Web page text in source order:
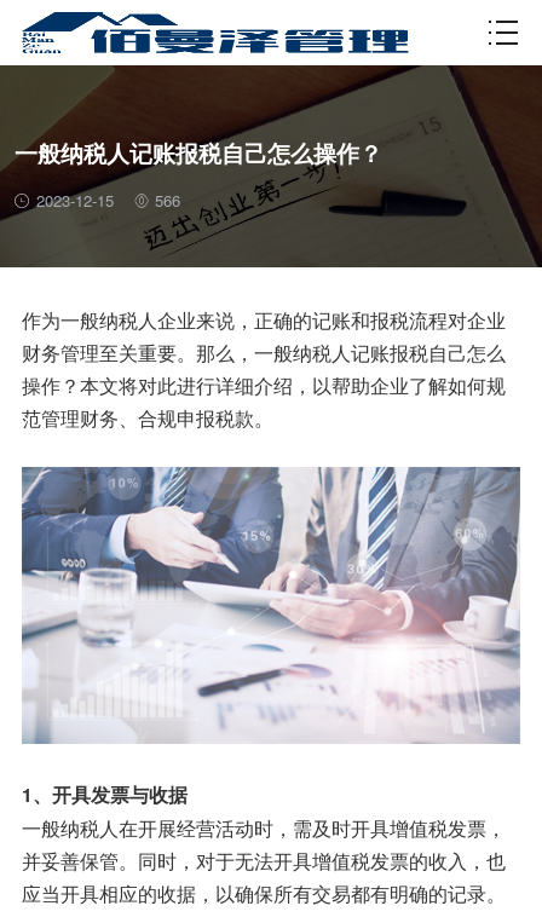
资质许可
一般纳税人记账报税自己怎么操作？
2023-12-15 566
作为一般纳税人企业来说，正确的记账和报税流程对企业
财务管理至关重要。那么，一般纳税人记账报税自己怎么
操作？本文将对此进行详细介绍，以帮助企业了解如何规
范管理财务、合规申报税款。
1、开具发票与收据
一般纳税人在开展经营活动时，需及时开具增值税发票，
并妥善保管。同时，对于无法开具增值税发票的收入，也
应当开具相应的收据，以确保所有交易都有明确的记录。